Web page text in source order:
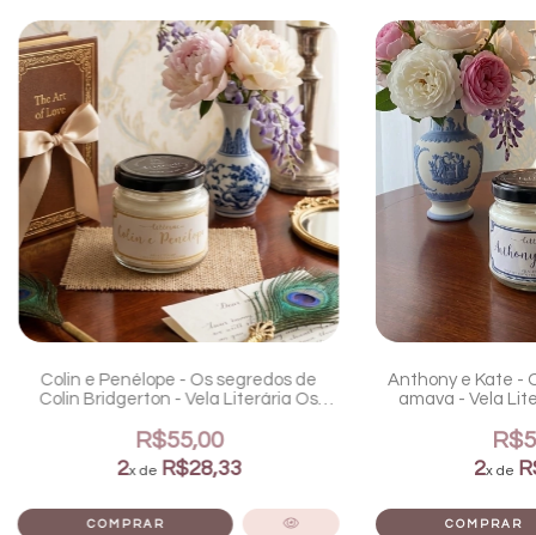
Colin e Penélope - Os segredos de
Colin Bridgerton - Vela Literária Os
R$55,00
2x de R$28,33
Anthony e Kate -
amava - Vela
2x de